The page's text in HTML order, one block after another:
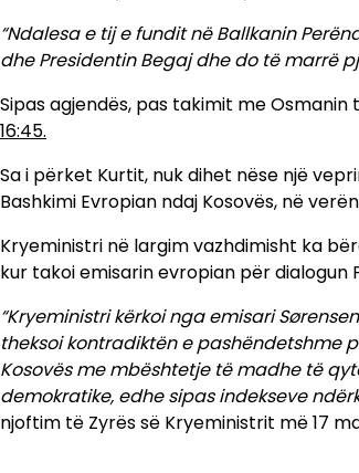
“Ndalesa e tij e fundit në Ballkanin
dhe Presidentin Begaj dhe do të marrë
Sipas agjendës, pas takimit me
16:45.
Sa i përket Kurtit, nuk dihet nëse një
Bashkimi Evropian ndaj Kosovës, në
Kryeministri në largim vazhdimisht ka
kur takoi emisarin evropian për dialogun
“Kryeministri kërkoi nga emisari
theksoi kontradiktën e pashëndetshme
Kosovës me mbështetje të madhe të
demokratike, edhe sipas indekseve
njoftim të Zyrës së Kryeministrit më 17